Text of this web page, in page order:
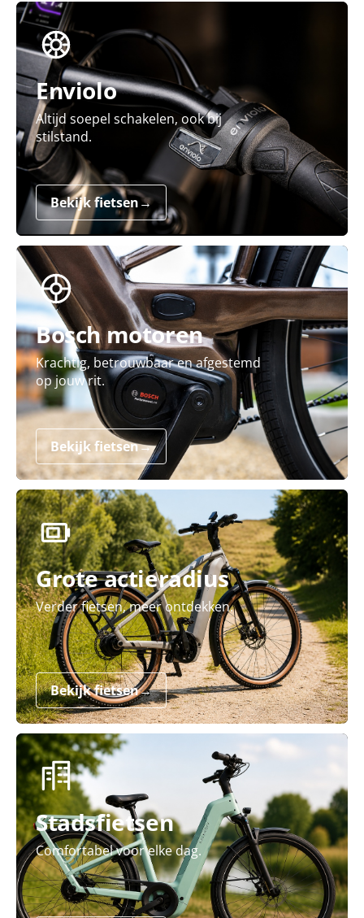
Enviolo
Altijd soepel schakelen, ook bij
stilstand.
Bekijk fietsen→
Bosch motoren
Krachtig, betrouwbaar en afgestemd
op jouw rit.
Bekijk fietsen→
Grote actieradius
Verder fietsen, meer ontdekken.
Bekijk fietsen→
Stadsfietsen
Comfortabel voor elke dag.